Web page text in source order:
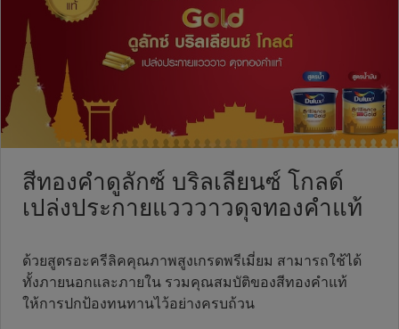
สีทองคำดูลักซ์ บริลเลียนซ์ โกลด์
เปล่งประกายแวววาวดุจทองคำแท้
ด้วยสูตรอะครีลิคคุณภาพสูงเกรดพรีเมี่ยม สามารถใช้ได้
ทั้งภายนอกและภายใน รวมคุณสมบัติของสีทองคำแท้
ให้การปกป้องทนทานไว้อย่างครบถ้วน